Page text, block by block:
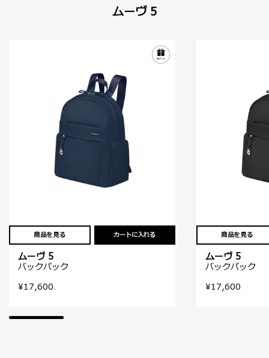
ムーヴ 5
商品を見る カートに入れる
ムーヴ 5
バックパック
¥17,600
商品を見る
ムーヴ 5
バックパック
¥17,600